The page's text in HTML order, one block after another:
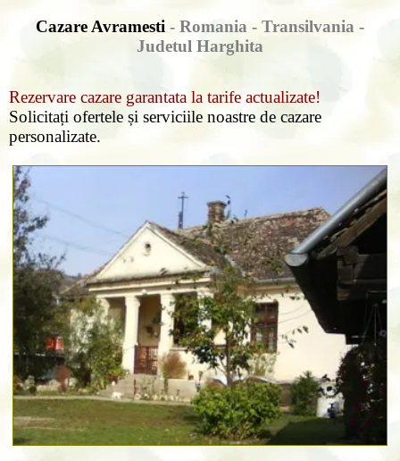
Cazare Avramesti - Romania - Transilvania -
Judetul Harghita
Rezervare cazare garantata la tarife actualizate!
Solicitați ofertele și serviciile noastre de cazare
personalizate.